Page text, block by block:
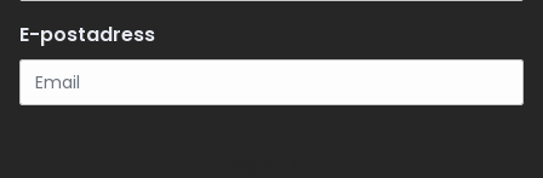
E-postadress